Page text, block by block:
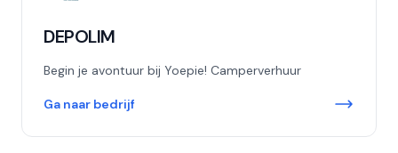
DEPOLIM
Begin je avontuur bij Yoepie! Camperverhuur
Ga naar bedrijf